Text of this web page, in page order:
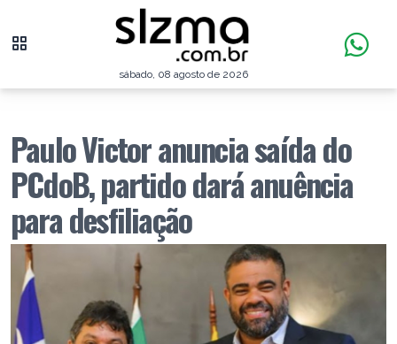
sábado, 08 agosto de 2026
Paulo Victor anuncia saída do
PCdoB, partido dará anuência
para desfiliação